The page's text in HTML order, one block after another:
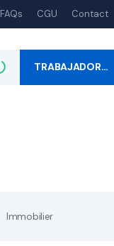
FAQs CGU Contact
TRABAJADOR…
Immobilier